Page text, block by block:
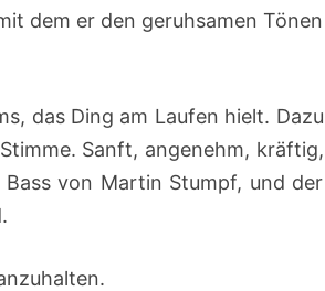
dem er den geruhsamen Tönen
das Ding am Laufen hielt. Dazu
Sanft, angenehm, kräftig,
von Martin Stumpf, und der